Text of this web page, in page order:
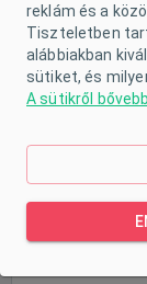
Raktáron
reklám és a
Tiszteletben
alábbiakban
sütiket, és
A sütikről